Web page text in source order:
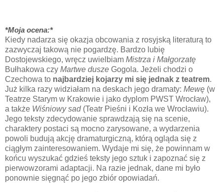
*Moja ocena:*
Kiedy nadarza się okazja obcowania z rosyjską literaturą to
zazwyczaj takową nie pogardzę. Bardzo lubię
Dostojewskiego, wręcz uwielbiam Mistrza i Małgorzatę
Bułhakowa czy Martwe dusze Gogola. Jeżeli chodzi o
Czechowa to najbardziej kojarzy mi się jednak z teatrem.
Już kilka razy widziałam na deskach jego dramaty: Mewę (w
Teatrze Starym w Krakowie i jako dyplom PWST Wrocław),
a także Wiśniowy sad(Teatr Pieśni i Kozła we Wrocławiu).
Jego teksty zdecydowanie sprawdzają się na scenie,
charaktery postaci są mocno zarysowane, a wydarzenia
powoli budują akcję dramaturgiczną, którą ogląda się z
ciągłym zainteresowaniem. Wydaje mi się, że powinnam w
końcu wyszukać gdzieś teksty jego sztuk i zapoznać się z
pierwowzorami adaptacji. Na razie jednak, dane mi było
ponownie sięgnąć po jego zbiór opowiadań.